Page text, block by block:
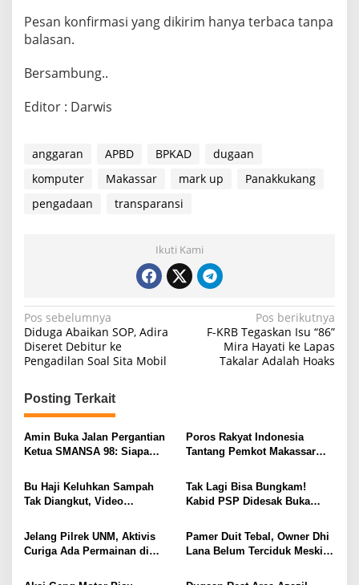
Pesan konfirmasi yang dikirim hanya terbaca tanpa
balasan.
Bersambung..
Editor : Darwis
anggaran APBD BPKAD
dugaan
komputer
Makassar mark up
Panakkukang
pengadaan
transparansi
Ikuti Kami
N
a
v
i
g
a
s
i
p
s
Pos sebelumnya
Diduga Abaikan SOP, Adira
Diseret Debitur ke
Pengadilan Soal Sita Mobil
Pos berikutnya
F-KRB Tegaskan Isu “86”
Mira Hayati ke Lapas
Takalar Adalah Hoaks
Posting Terkait
Amin Buka Jalan Pergantian
Ketua SMANSA 98: Siapa
Poros Rakyat Indonesia
Tantang Pemkot Makassar
Paving Block Sekarang
Bu Haji Keluhkan Sampah
Tak Diangkut, Video
Viral di Media Sosial
Tak Lagi Bisa Bungkam!
Kabid PSP Didesak Buka
WhatsApp yang Beredar
Jelang Pilrek UNM, Aktivis
Curiga Ada Permainan di
Pamer Duit Tebal, Owner Dhi
Lana Belum Terciduk Meski